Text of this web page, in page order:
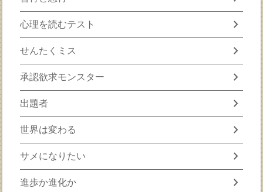
心理を読むテスト chevron_right
せんたくミス chevron_right
承認欲求モンスター chevron_right
出題者 chevron_right
世界は変わる chevron_right
サメになりたい chevron_right
進歩か進化か chevron_right